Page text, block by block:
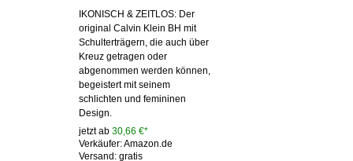
IKONISCH & ZEITLOS: Der
original Calvin Klein BH mit
Schulterträgern, die auch über
Kreuz getragen oder
abgenommen werden können,
begeistert mit seinem
schlichten und femininen
Design.
jetzt ab 30,66 €*
Verkäufer: Amazon.de
Versand: gratis